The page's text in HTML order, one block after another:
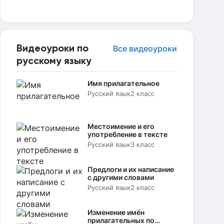
Видеоуроки по
русскому языку
Все видеоуроки
Имя прилагательное
Русский язык2 класс
Местоимение и его
употребление в тексте
Русский язык3 класс
Предлоги и их написание
с другими словами
Русский язык2 класс
Изменение имён
прилагательных по